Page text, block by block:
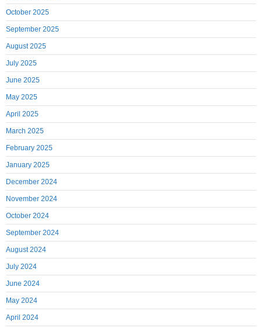
October 2025
September 2025
August 2025
July 2025
June 2025
May 2025
April 2025
March 2025
February 2025
January 2025
December 2024
November 2024
October 2024
September 2024
August 2024
July 2024
June 2024
May 2024
April 2024